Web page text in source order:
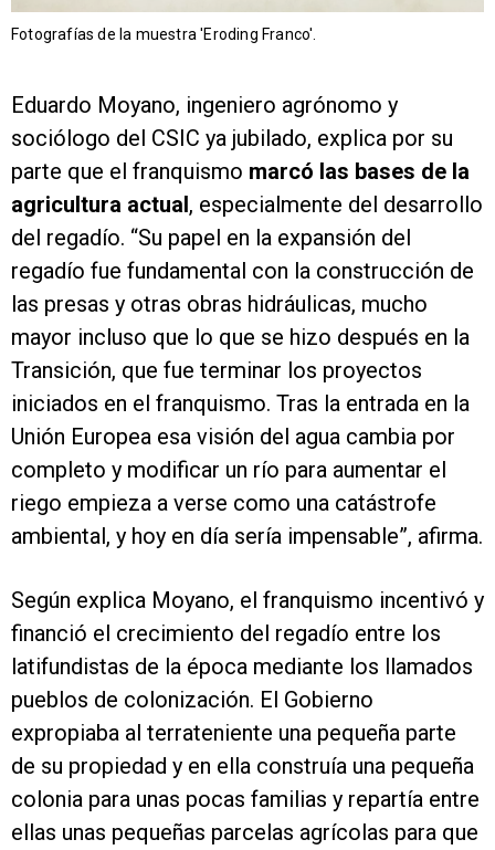
Fotografías de la muestra 'Eroding Franco'.
Eduardo Moyano, ingeniero agrónomo y
sociólogo del CSIC ya jubilado, explica por su
parte que el franquismo marcó las bases de la
agricultura actual, especialmente del desarrollo
del regadío. “Su papel en la expansión del
regadío fue fundamental con la construcción de
las presas y otras obras hidráulicas, mucho
mayor incluso que lo que se hizo después en la
Transición, que fue terminar los proyectos
iniciados en el franquismo. Tras la entrada en la
Unión Europea esa visión del agua cambia por
completo y modificar un río para aumentar el
riego empieza a verse como una catástrofe
ambiental, y hoy en día sería impensable”, afirma.
Según explica Moyano, el franquismo incentivó y
financió el crecimiento del regadío entre los
latifundistas de la época mediante los llamados
pueblos de colonización. El Gobierno
expropiaba al terrateniente una pequeña parte
de su propiedad y en ella construía una pequeña
colonia para unas pocas familias y repartía entre
ellas unas pequeñas parcelas agrícolas para que